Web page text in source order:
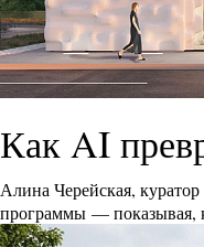
Как AI
Алина Черейская,
программы — показывая,